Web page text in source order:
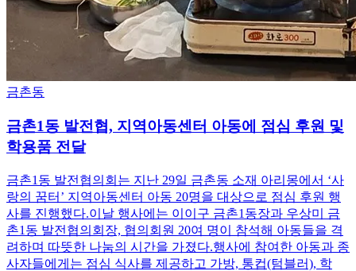
금촌동
금촌1동 발전협, 지역아동센터 아동에 점심 후원 및
학용품 전달
금촌1동 발전협의회는 지난 29일 금촌동 소재 아리몽에서 ‘사
랑의 꿈터’ 지역아동센터 아동 20명을 대상으로 점심 후원 행
사를 진행했다.이날 행사에는 이이구 금촌1동장과 우상미 금
촌1동 발전협의회장, 협의회원 20여 명이 참석해 아동들을 격
려하며 따뜻한 나눔의 시간을 가졌다.행사에 참여한 아동과 종
사자들에게는 점심 식사를 제공하고 가방, 통컵(텀블러), 학